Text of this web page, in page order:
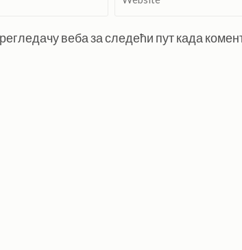
веба за следећи пут када